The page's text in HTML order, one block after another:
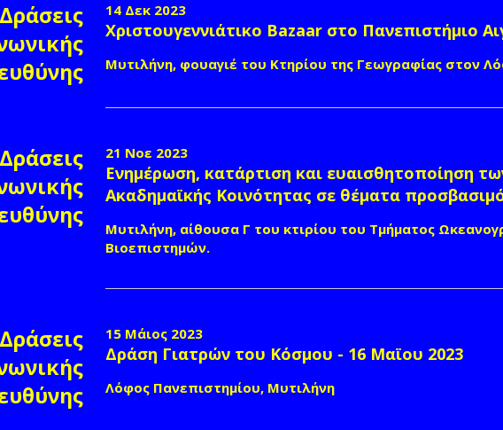
Δράσεις
14 Δεκ 2023
Χριστουγεννιάτικο Bazaar στο Πανεπιστήμιο
Μυτιλήνη, φουαγιέ του Κτηρίου της Γεωγραφίας στον
Δράσεις
21 Νοε 2023
Ενημέρωση, κατάρτιση και ευαισθητοποίηση
Ακαδημαϊκής Κοινότητας σε θέματα
Μυτιλήνη, αίθουσα Γ του κτιρίου του Τμήματος
Βιοεπιστημών.
Δράσεις
15 Μάιος 2023
Δράση Γιατρών του Κόσμου - 16 Μαϊου 2023
Λόφος Πανεπιστημίου, Μυτιλήνη